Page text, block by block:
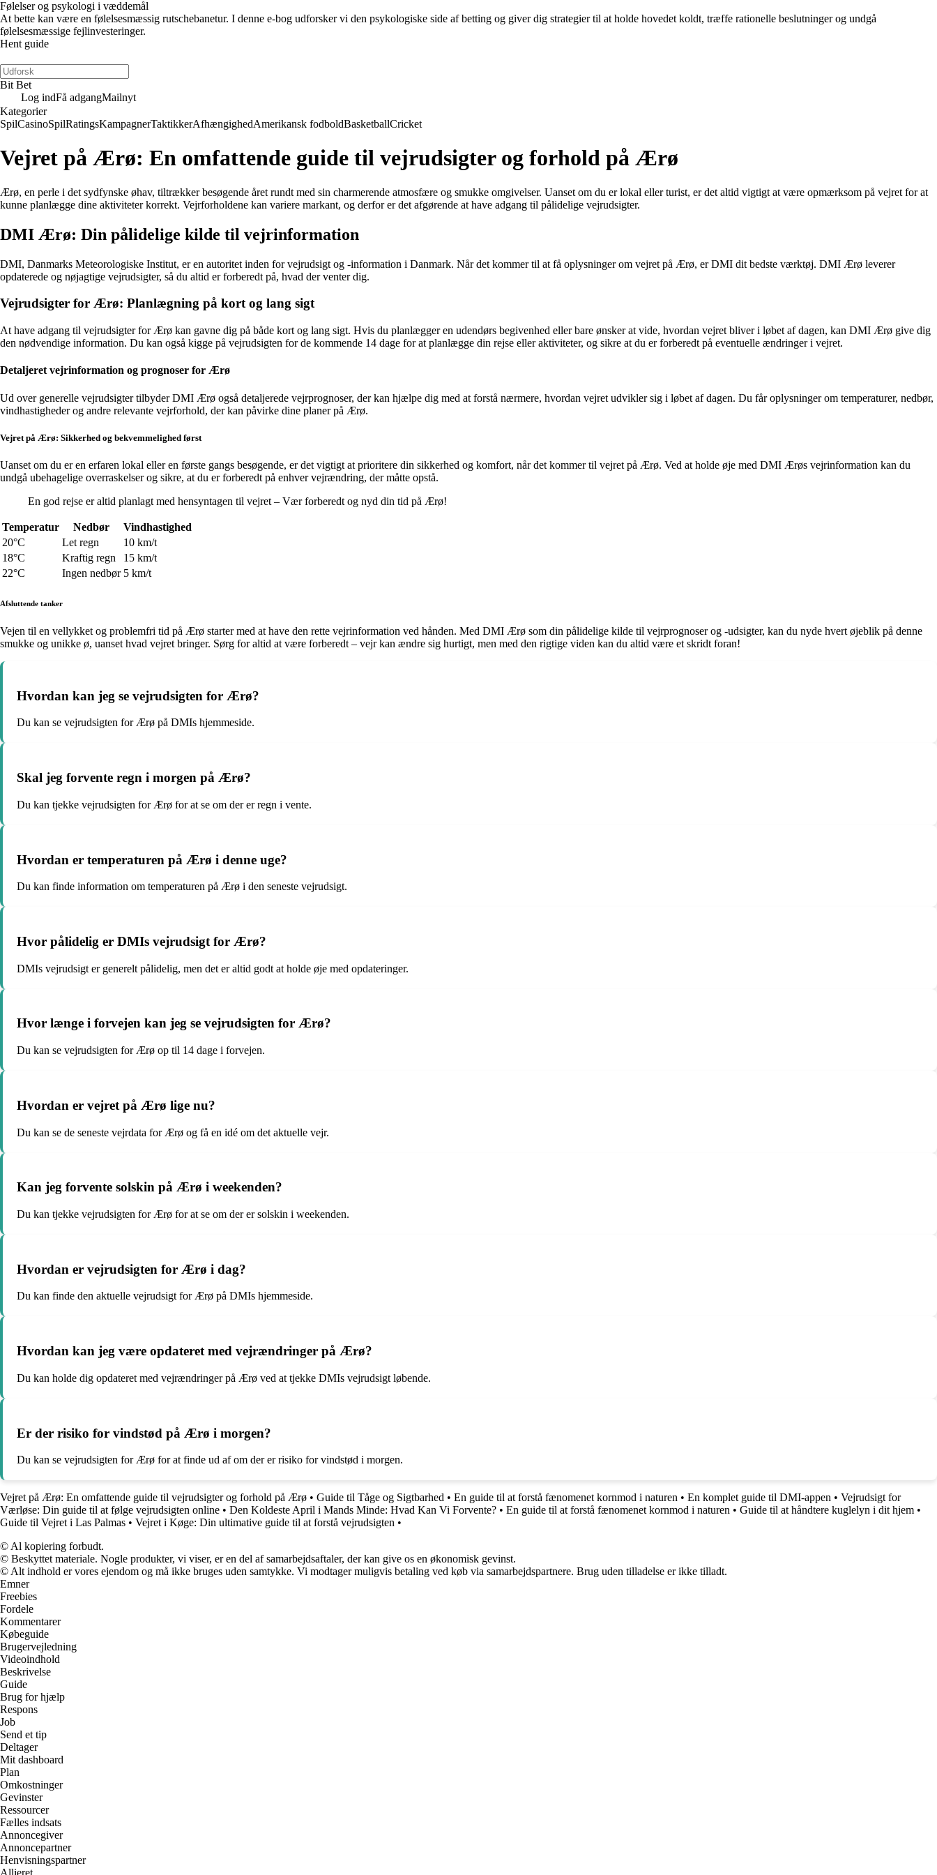
Følelser og psykologi i væddemål
At bette kan være en følelsesmæssig rutschebanetur. I denne e-bog udforsker vi den psykologiske side af betting og giver dig strategier til at holde hovedet koldt, træffe rationelle beslutninger og undgå
følelsesmæssige fejlinvesteringer.
Hent guide
Bit Bet
Log indFå adgangMailnyt
Kategorier
SpilCasinoSpilRatingsKampagnerTaktikkerAfhængighedAmerikansk fodboldBasketballCricket
Vejret på Ærø: En omfattende guide til vejrudsigter og forhold på Ærø
Ærø, en perle i det sydfynske øhav, tiltrækker besøgende året rundt med sin charmerende atmosfære og smukke omgivelser. Uanset om du er lokal eller turist, er det altid vigtigt at være opmærksom på vejret for at
kunne planlægge dine aktiviteter korrekt. Vejrforholdene kan variere markant, og derfor er det afgørende at have adgang til pålidelige vejrudsigter.
DMI Ærø: Din pålidelige kilde til vejrinformation
DMI, Danmarks Meteorologiske Institut, er en autoritet inden for vejrudsigt og -information i Danmark. Når det kommer til at få oplysninger om vejret på Ærø, er DMI dit bedste værktøj. DMI Ærø leverer
opdaterede og nøjagtige vejrudsigter, så du altid er forberedt på, hvad der venter dig.
Vejrudsigter for Ærø: Planlægning på kort og lang sigt
At have adgang til vejrudsigter for Ærø kan gavne dig på både kort og lang sigt. Hvis du planlægger en udendørs begivenhed eller bare ønsker at vide, hvordan vejret bliver i løbet af dagen, kan DMI Ærø give dig
den nødvendige information. Du kan også kigge på vejrudsigten for de kommende 14 dage for at planlægge din rejse eller aktiviteter, og sikre at du er forberedt på eventuelle ændringer i vejret.
Detaljeret vejrinformation og prognoser for Ærø
Ud over generelle vejrudsigter tilbyder DMI Ærø også detaljerede vejrprognoser, der kan hjælpe dig med at forstå nærmere, hvordan vejret udvikler sig i løbet af dagen. Du får oplysninger om temperaturer, nedbør,
vindhastigheder og andre relevante vejrforhold, der kan påvirke dine planer på Ærø.
Vejret på Ærø: Sikkerhed og bekvemmelighed først
Uanset om du er en erfaren lokal eller en første gangs besøgende, er det vigtigt at prioritere din sikkerhed og komfort, når det kommer til vejret på Ærø. Ved at holde øje med DMI Ærøs vejrinformation kan du
undgå ubehagelige overraskelser og sikre, at du er forberedt på enhver vejrændring, der måtte opstå.
En god rejse er altid planlagt med hensyntagen til vejret – Vær forberedt og nyd din tid på Ærø!
Temperatur Nedbør
Vindhastighed
20°C
Let regn
10 km/t
18°C
Kraftig regn
15 km/t
22°C
Ingen nedbør 5 km/t
Afsluttende tanker
Vejen til en vellykket og problemfri tid på Ærø starter med at have den rette vejrinformation ved hånden. Med DMI Ærø som din pålidelige kilde til vejrprognoser og -udsigter, kan du nyde hvert øjeblik på denne
smukke og unikke ø, uanset hvad vejret bringer. Sørg for altid at være forberedt – vejr kan ændre sig hurtigt, men med den rigtige viden kan du altid være et skridt foran!
Hvordan kan jeg se vejrudsigten for Ærø?
Du kan se vejrudsigten for Ærø på DMIs hjemmeside.
Skal jeg forvente regn i morgen på Ærø?
Du kan tjekke vejrudsigten for Ærø for at se om der er regn i vente.
Hvordan er temperaturen på Ærø i denne uge?
Du kan finde information om temperaturen på Ærø i den seneste vejrudsigt.
Hvor pålidelig er DMIs vejrudsigt for Ærø?
DMIs vejrudsigt er generelt pålidelig, men det er altid godt at holde øje med opdateringer.
Hvor længe i forvejen kan jeg se vejrudsigten for Ærø?
Du kan se vejrudsigten for Ærø op til 14 dage i forvejen.
Hvordan er vejret på Ærø lige nu?
Du kan se de seneste vejrdata for Ærø og få en idé om det aktuelle vejr.
Kan jeg forvente solskin på Ærø i weekenden?
Du kan tjekke vejrudsigten for Ærø for at se om der er solskin i weekenden.
Hvordan er vejrudsigten for Ærø i dag?
Du kan finde den aktuelle vejrudsigt for Ærø på DMIs hjemmeside.
Hvordan kan jeg være opdateret med vejrændringer på Ærø?
Du kan holde dig opdateret med vejrændringer på Ærø ved at tjekke DMIs vejrudsigt løbende.
Er der risiko for vindstød på Ærø i morgen?
Du kan se vejrudsigten for Ærø for at finde ud af om der er risiko for vindstød i morgen.
Vejret på Ærø: En omfattende guide til vejrudsigter og forhold på Ærø • Guide til Tåge og Sigtbarhed • En guide til at forstå fænomenet kornmod i naturen • En komplet guide til DMI-appen • Vejrudsigt for
Værløse: Din guide til at følge vejrudsigten online • Den Koldeste April i Mands Minde: Hvad Kan Vi Forvente? • En guide til at forstå fænomenet kornmod i naturen • Guide til at håndtere kuglelyn i dit hjem •
Guide til Vejret i Las Palmas • Vejret i Køge: Din ultimative guide til at forstå vejrudsigten •
© Al kopiering forbudt.
© Beskyttet materiale. Nogle produkter, vi viser, er en del af samarbejdsaftaler, der kan give os en økonomisk gevinst.
© Alt indhold er vores ejendom og må ikke bruges uden samtykke. Vi modtager muligvis betaling ved køb via samarbejdspartnere. Brug uden tilladelse er ikke tilladt.
Emner
Freebies
Fordele
Kommentarer
Købeguide
Brugervejledning
Videoindhold
Beskrivelse
Guide
Brug for hjælp
Respons
Job
Send et tip
Deltager
Mit dashboard
Plan
Omkostninger
Gevinster
Ressourcer
Fælles indsats
Annoncegiver
Annoncepartner
Henvisningspartner